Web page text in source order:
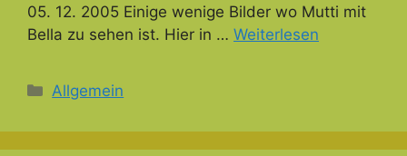
05. 12. 2005 Einige wenige Bilder wo Mutti mit
Bella zu sehen ist. Hier in … Weiterlesen
Kategorien
Allgemein